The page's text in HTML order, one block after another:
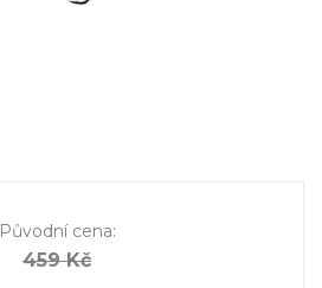
Původní cena:
459 Kč